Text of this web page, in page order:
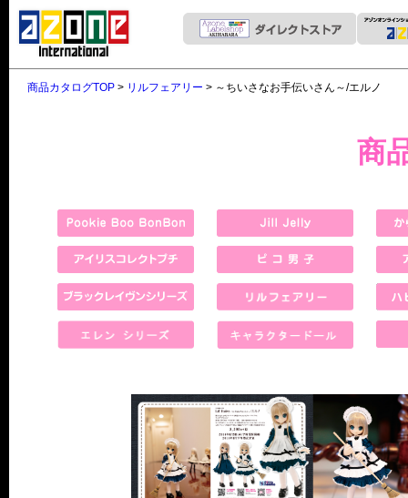
商品カタログTOP > リルフェアリー > ～ちいさなお手伝いさん～/エルノ
商